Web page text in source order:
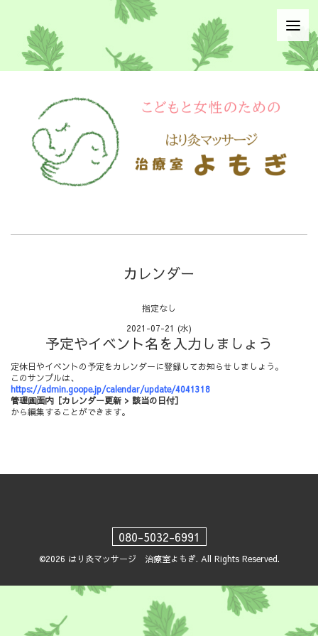
カレンダー
指定なし
2021-07-21 (水)
予定やイベント名を入力しましょう
定休日やイベントの予定をカレンダーに登録してお知らせしましょう。
このサンプルは、
https://admin.goope.jp/calendar/update/4041318
管理画面内［カレンダー更新 > 該当の日付］
から編集することができます。
080-5032-6991
©2026 はり灸マッサージ 治療室よもぎ. All Rights Reserved.